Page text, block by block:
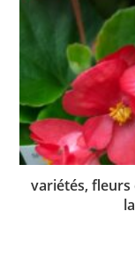
variétés,